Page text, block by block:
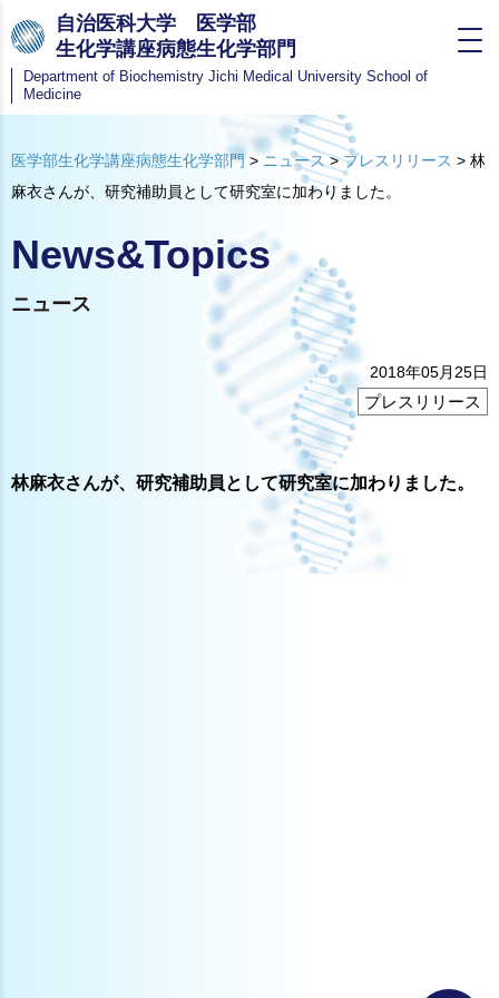
自治医科大学 医学部
生化学講座病態生化学部門
Department of Biochemistry Jichi Medical University School of
Medicine
医学部生化学講座病態生化学部門> ニュース>プレスリリース > 林
麻衣さんが、研究補助員として研究室に加わりました。
News&Topics
ニュース
2018年05月25日
プレスリリース
林麻衣さんが、研究補助員として研究室に加わりました。